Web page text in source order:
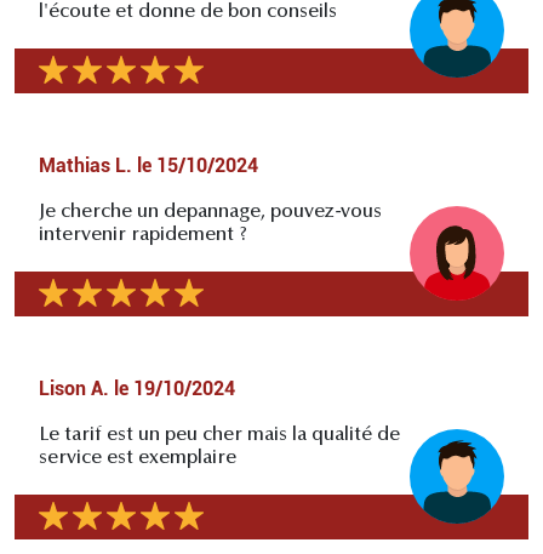
l'écoute et donne de bon conseils
Mathias L. le 15/10/2024
Je cherche un depannage, pouvez-vous
intervenir rapidement ?
Lison A. le 19/10/2024
Le tarif est un peu cher mais la qualité de
service est exemplaire